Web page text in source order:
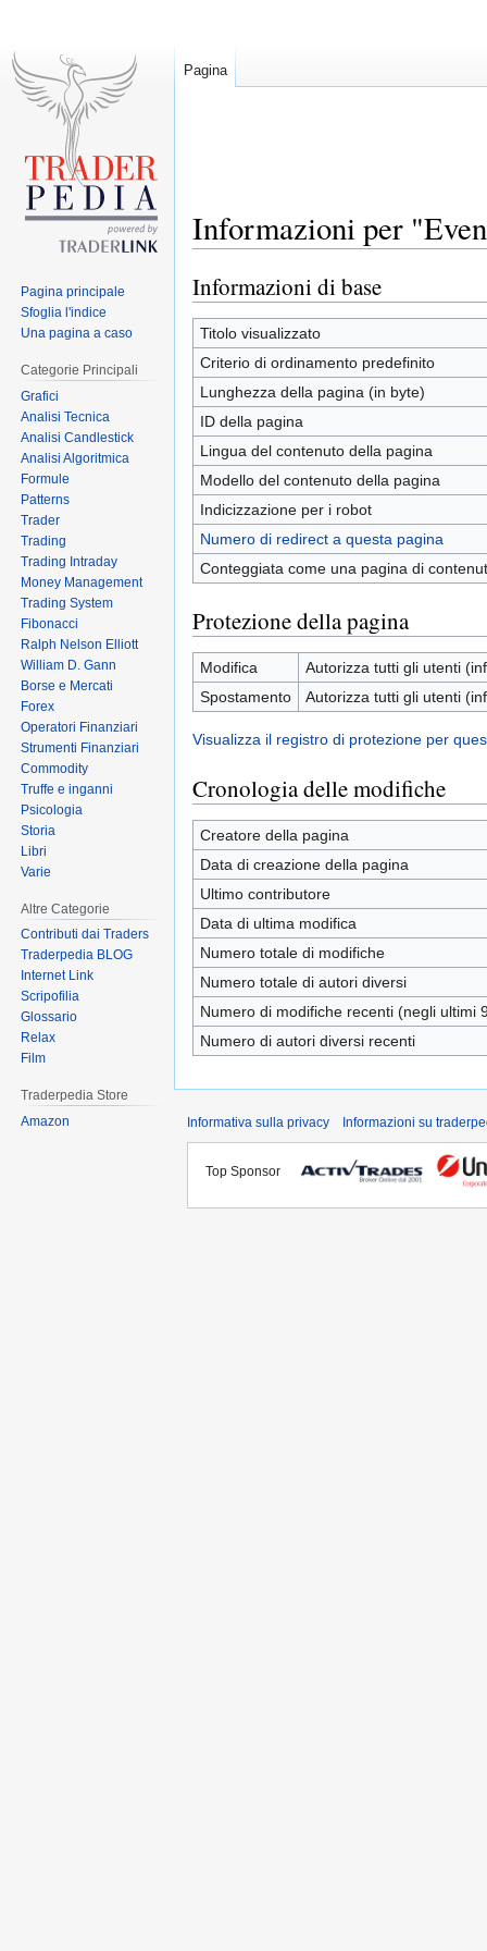
Informazioni per
Jump
to
navigation
Jump
to
search
Informazioni di base
Titolo visualizzato
Criterio di ordinamento predefinito
Lunghezza della pagina (in byte)
ID della pagina
Lingua del contenuto della pagina
Modello del contenuto della pagina
Indicizzazione per i robot
Numero di redirect a questa pagina
Conteggiata come una pagina di
Protezione della pagina
Modifica
Autorizza tutti gli utenti
Spostamento
Autorizza tutti gli utenti
Visualizza il registro di protezione per
Cronologia delle modifiche
Creatore della pagina
Data di creazione della pagina
Ultimo contributore
Data di ultima modifica
Numero totale di modifiche
Numero totale di autori diversi
Numero di modifiche recenti (negli ultimi
Numero di autori diversi recenti
Pagina
Pagina principale
Sfoglia l'indice
Una pagina a caso
Categorie Principali
Grafici
Analisi Tecnica
Analisi Candlestick
Analisi Algoritmica
Formule
Patterns
Trader
Trading
Trading Intraday
Money Management
Trading System
Fibonacci
Ralph Nelson Elliott
William D. Gann
Borse e Mercati
Forex
Operatori Finanziari
Strumenti Finanziari
Commodity
Truffe e inganni
Psicologia
Storia
Libri
Varie
Altre Categorie
Contributi dai Traders
Traderpedia BLOG
Internet Link
Scripofilia
Glossario
Relax
Film
Traderpedia Store
Amazon
Informativa sulla privacy Informazioni su
Top Sponsor